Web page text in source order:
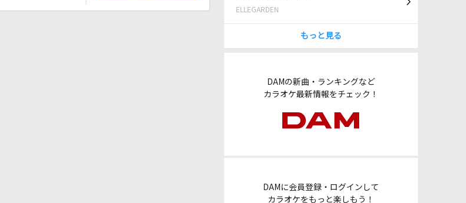
ELLEGARDEN
もっと見る
DAMの新曲・ランキングなど
カラオケ最新情報をチェック！
DAMに会員登録・ログインして
カラオケをもっと楽しもう！